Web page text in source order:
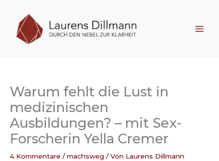
springen
Warum fehlt die Lust in
medizinischen
Ausbildungen? – mit Sex-
Forscherin Yella Cremer
4 Kommentare / machsweg / Von Laurens Dillmann